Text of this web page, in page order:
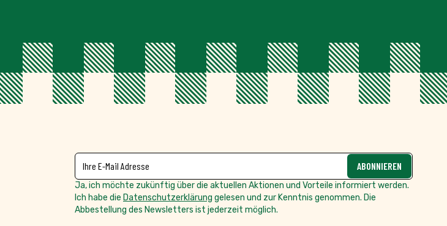
Ja, ich möchte zukünftig über die aktuellen Aktionen und Vorteile informiert werden.
Ich habe dieDatenschutzerklärung
gelesen und zur Kenntnis genommen. Die
Abbestellung des Newsletters ist jederzeit möglich.